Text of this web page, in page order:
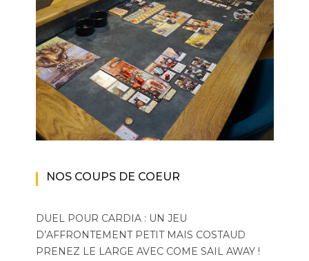
NOS COUPS DE COEUR
DUEL POUR CARDIA : UN JEU
D’AFFRONTEMENT PETIT MAIS COSTAUD
PRENEZ LE LARGE AVEC COME SAIL AWAY !